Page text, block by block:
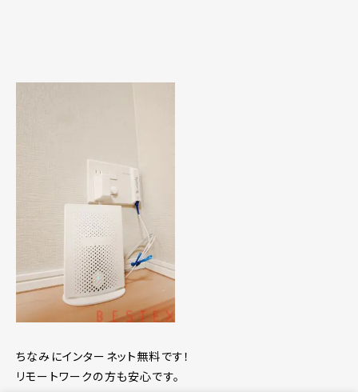
ちなみにインターネット無料です！
リモートワークの方も安心です。